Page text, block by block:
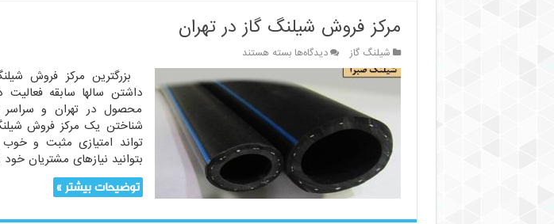
مرکز فروش شیلنگ گاز در تهران
شیلنگ گاز دیدگاه‌هابرای
مرکز
فروش
تهران
بسته هستند
بزرگترین مرکز فروش
داشتن سالها سابقه
محصول در تهران و سراسر
شناختن یک مرکز فروش
تواند امتیازی مثبت و
بتوانید نیازهای مشتریان
توضیحات بیشتر »